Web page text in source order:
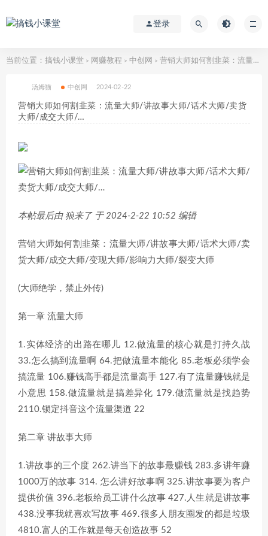
登录
当前位置： 搞钱小课堂 > 网赚教程 > 中创网 > 营销大师如何割韭菜：流量大师/讲故事大师/话术大师/卖货大师/成交大师/…
汤姆猫 中创网 2024-02-22
营销大师如何割韭菜：流量大师/讲故事大师/话术大师/卖货
大师/成交大师/…
本帖最后由 狼来了 于 2024-2-22 10:52 编辑
营销大师如何割韭菜：流量大师/讲故事大师/话术大师/卖
货大师/成交大师/变现大师/影响力大师/裂变大师
(大师绝学，禁止外传)
第一章 流量大师
1.实体经济的出路在哪儿 12.做流量的核心就是打持久战
33.怎么搞到流量啊 64.把做流量本能化 85.老板必须学会
搞流量 106.赚钱高手都是流量高手 127.有了流量赚钱就是
小意思 158.做流量就是搞差异化 179.做流量就是找趋势
2110.锁定抖音这个流量渠道 22
第二章 讲故事大师
1.讲故事的三个度 262.讲当下的故事最赚钱 283.多讲年赚
1000万的故事 314. 怎么讲好故事啊 325.讲故事要为客户
提供价值 396.老板给员工讲什么故事 427.人生就是讲故事
438.没事我就喜欢写故事 469.很多人朋友圈发的都是垃圾
4810.富人的工作就是每天创造故事 52